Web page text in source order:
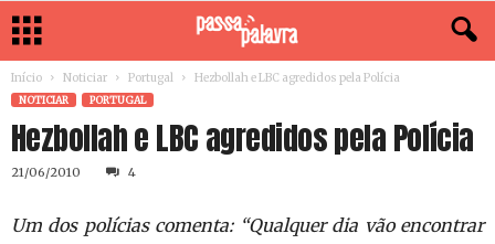
Início Noticiar Portugal Hezbollah e LBC agredidos pela Polícia
NOTICIAR PORTUGAL
Hezbollah e LBC agredidos pela Polícia
21/06/2010 4
Um dos polícias comenta: “Qualquer dia vão encontrar